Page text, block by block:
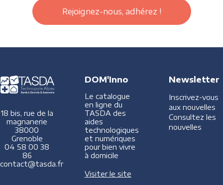
Rejoignez-nous, adhérez !
18 bis, rue de la
magnanerie
38000
Grenoble
04 58 00 38
86
contact@tasda.fr
DOM'Inno
Le catalogue
en ligne du
TASDA des
aides
technologiques
et numériques
pour bien vivre
à domicile
Visiter le site
Newsletter
Inscrivez-vous
aux nouvelles
Consultez les
nouvelles